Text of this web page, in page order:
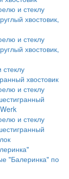
и стеклу
хвостовик,
и стеклу
хвостовик,
хвостовик
и стеклу
и стеклу
"Балеринка" по